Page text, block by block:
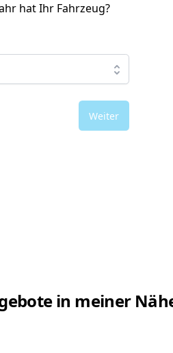
hat Ihr Fahrzeug?
Weiter
in meiner